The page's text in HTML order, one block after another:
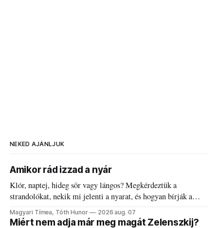
NEKED AJÁNLJUK
Amikor rád izzad a nyár
Klór, naptej, hideg sör vagy lángos? Megkérdeztük a
strandolókat, nekik mi jelenti a nyarat, és hogyan bírják a
kánikulát.
Magyari Tímea, Tóth Hunor 2026 aug. 07
Miért nem adja már meg magát Zelenszkij?